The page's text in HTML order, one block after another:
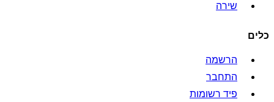
שירה
כלים
הרשמה
התחבר
פיד רשומות